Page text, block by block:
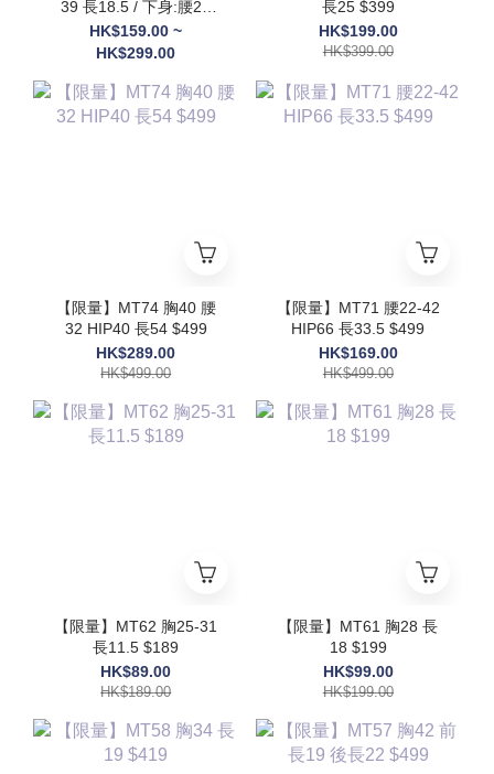
39 長18.5 / 下身:腰29
HIP50 長19 $699
HK$159.00 ~
HK$299.00
長25 $399
HK$199.00
HK$399.00
【限量】MT74 胸40 腰
32 HIP40 長54 $499
HK$289.00
HK$499.00
【限量】MT71 腰22-42
HIP66 長33.5 $499
HK$169.00
HK$499.00
【限量】MT62 胸25-31
長11.5 $189
HK$89.00
HK$189.00
【限量】MT61 胸28 長
18 $199
HK$99.00
HK$199.00